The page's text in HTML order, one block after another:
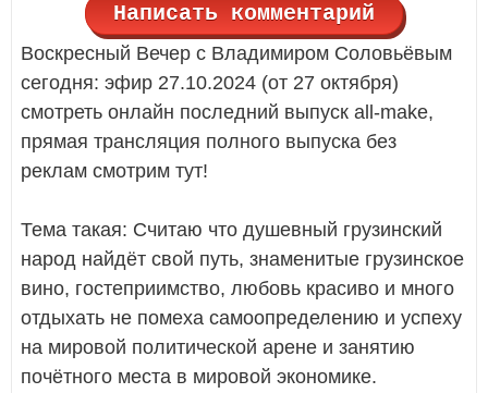
Написать комментарий
Воскресный Вечер с Владимиром Соловьёвым
сегодня: эфир 27.10.2024 (от 27 октября)
смотреть онлайн последний выпуск all-make,
прямая трансляция полного выпуска без
реклам смотрим тут!
Тема такая: Считаю что душевный грузинский
народ найдёт свой путь, знаменитые грузинское
вино, гостеприимство, любовь красиво и много
отдыхать не помеха самоопределению и успеху
на мировой политической арене и занятию
почётного места в мировой экономике.